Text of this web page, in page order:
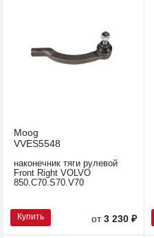
Moog
VVES5548
наконечник тяги рулевой
Front Right VOLVO
850.C70.S70.V70
Купить от3 230 ₽